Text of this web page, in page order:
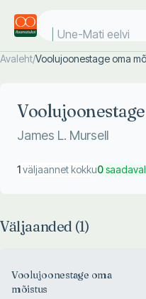
Une-Mati eelvii
Avaleht/Voolujoonestage oma
James L. Mursell
1väljaannet kokku0saadaval
Väljaanded (1)
Voolujoonestage oma
mõistus